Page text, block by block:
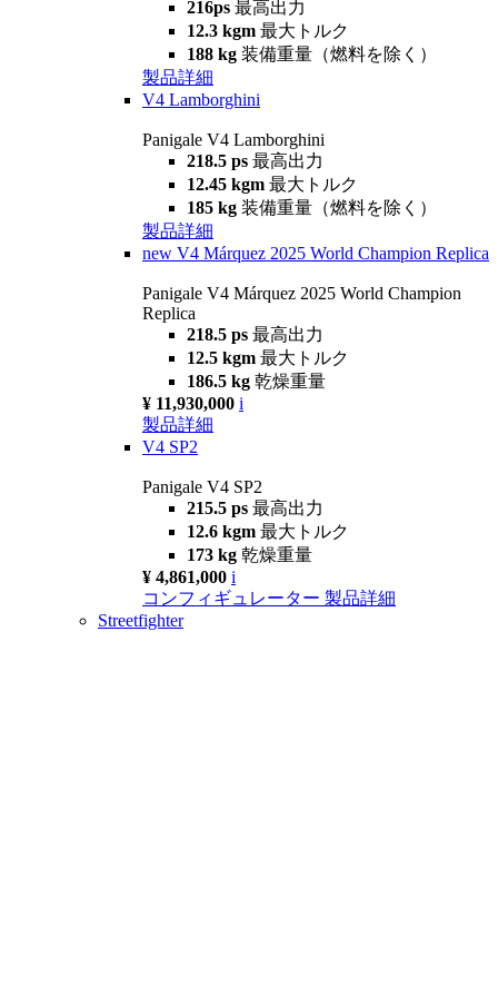
216ps 最高出力
12.3 kgm 最大トルク
188 kg 装備重量（燃料を除く）
製品詳細
V4 Lamborghini
Panigale V4 Lamborghini
218.5 ps 最高出力
12.45 kgm 最大トルク
185 kg 装備重量（燃料を除く）
製品詳細
new V4 Márquez 2025 World Champion Replica
Panigale V4 Márquez 2025 World Champion
Replica
218.5 ps 最高出力
12.5 kgm 最大トルク
186.5 kg 乾燥重量
¥ 11,930,000 i
製品詳細
V4 SP2
Panigale V4 SP2
215.5 ps 最高出力
12.6 kgm 最大トルク
173 kg 乾燥重量
¥ 4,861,000 i
コンフィギュレーター 製品詳細
Streetfighter